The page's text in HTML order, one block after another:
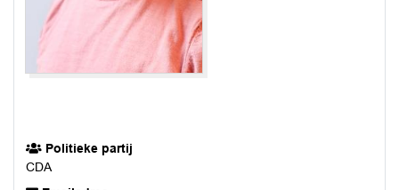
Politieke partij
CDA